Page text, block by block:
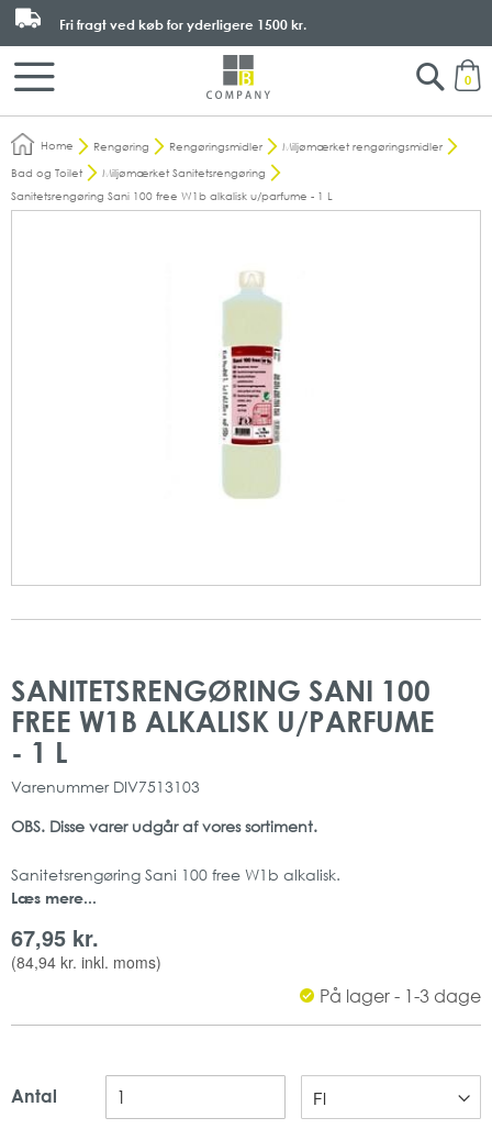
0
Fri fragt ved køb for yderligere 1500 kr.
Search
Home Rengøring Rengøringsmidler
Miljømærket rengøringsmidler
Bad og Toilet
Miljømærket Sanitetsrengøring
Sanitetsrengøring Sani 100 free W1b alkalisk u/parfume - 1 L
SANITETSRENGØRING SANI 100
FREE W1B ALKALISK U/PARFUME
- 1 L
Varenummer DIV7513103
OBS. Disse varer udgår af vores sortiment.
Sanitetsrengøring Sani 100 free W1b alkalisk.
Produktet er beregnet til daglig brug og fjerner effektivt og let
Ved regelmæssig brug af dette produkt mindskes risikoen for
opbygning af kalk og kalksæbe.
Mængde: 1 stk pr pakke
Antal: 6 x 1 L pr karton
Læs mere...
67,95 kr.
(84,94 kr. inkl. moms)
På lager - 1-3 dage
Antal
slutningen
af
billedgalleriet
starten
af
billedgalleriet